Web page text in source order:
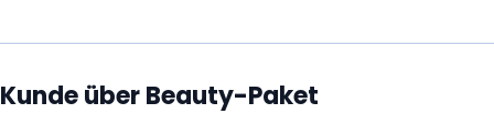
Kunde über Beauty-Paket